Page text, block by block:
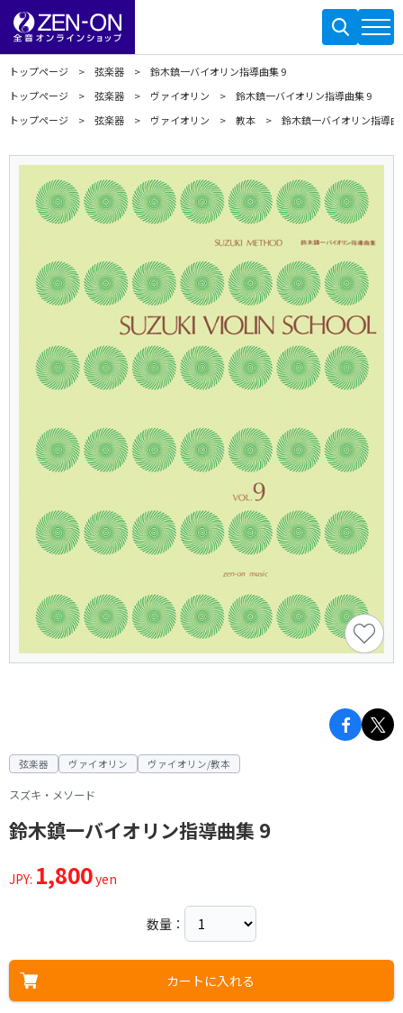
トップページ 弦楽器
鈴木鎮一バイオリン指導曲集 9
トップページ
弦楽器 ヴァイオリン
鈴木鎮一バイオリン指導曲集 9
トップページ
弦楽器 ヴァイオリン 教本 鈴木鎮一バイオリン指導曲
弦楽器 ヴァイオリン ヴァイオリン/教本
スズキ・メソード
鈴木鎮一バイオリン指導曲集 9
JPY: 1,800yen
数量：
カートに入れる